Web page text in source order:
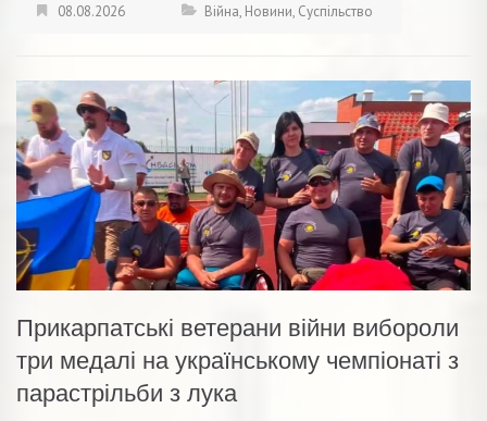
08.08.2026 Війна, Новини, Суспільство
Прикарпатські ветерани війни вибороли
три медалі на українському чемпіонаті з
парастрільби з лука